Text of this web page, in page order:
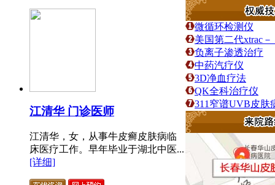
江清华 门诊医师
江清华，女，从事牛皮癣皮肤病临
床医疗工作。早年毕业于湖北中医...
[详细]
微循环检测仪
美国第二代xtrac
负离子渗透治疗
中药汽疗仪
3D净血疗法
QK全科治疗仪
311窄谱UVB皮肤